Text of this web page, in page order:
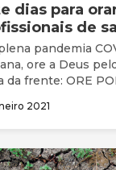
dias para
de
pandemia
ore a Deus
POR CONFIANÇA NO SENHOR
fé e não com
de Deus, no
a olhar para
da sua fé
2021